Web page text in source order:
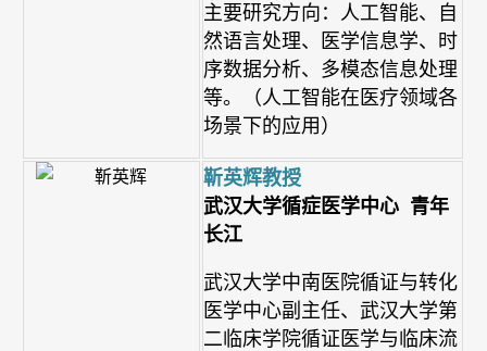
主要研究方向：人工智能、自
然语言处理、医学信息学、时
序数据分析、多模态信息处理
等。（人工智能在医疗领域各
场景下的应用）
靳英辉教授
武汉大学循症医学中心 青年
长江
武汉大学中南医院循证与转化
医学中心副主任、武汉大学第
二临床学院循证医学与临床流